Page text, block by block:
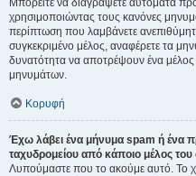
Μπορείτε να διαγράψετε αυτόματα
χρησιμοποιώντας τους κανόνες
περίπτωση που λαμβάνετε
συγκεκριμένο μέλος, αναφέρετε τα
δυνατότητα να αποτρέψουν ένα
μηνυμάτων.
Κορυφή
Έχω λάβει ένα μήνυμα spam ή ένα
ταχυδρομείου από κάποιο μέλος
Λυπούμαστε που το ακούμε αυτό. Το